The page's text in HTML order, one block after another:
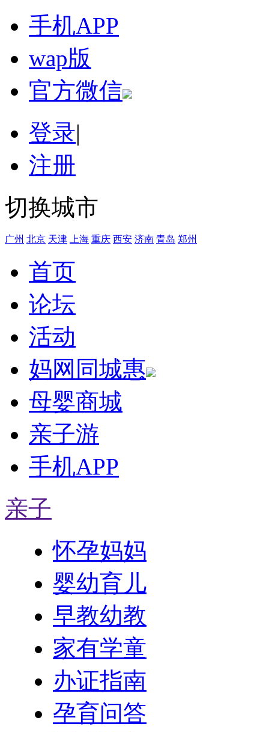
手机APP
wap版
官方微信
登录|
注册
切换城市
广州 北京 天津 上海 重庆 西安 济南 青岛 郑州
首页
论坛
活动
妈网同城惠
母婴商城
亲子游
手机APP
亲子
怀孕妈妈
婴幼育儿
早教幼教
家有学童
办证指南
孕育问答